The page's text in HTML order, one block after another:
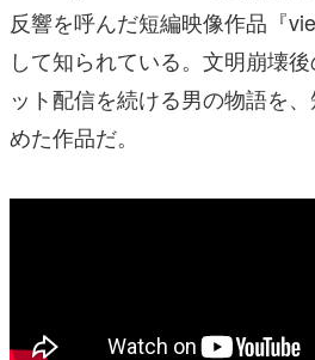
反響を呼んだ短編映像作品『
して知られている。文明崩壊
ット配信を続ける男の物語を
めた作品だ。